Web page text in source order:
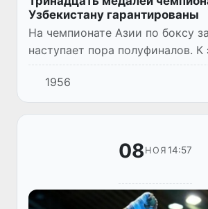
Узбекистану гарантированы
На чемпионате Азии по боксу
наступает пора полуфиналов. К
рубежу мы подошли с
бойцами, гарантировавшими
медали. Вопрос только в том -
1956
08НОЯ 14:57